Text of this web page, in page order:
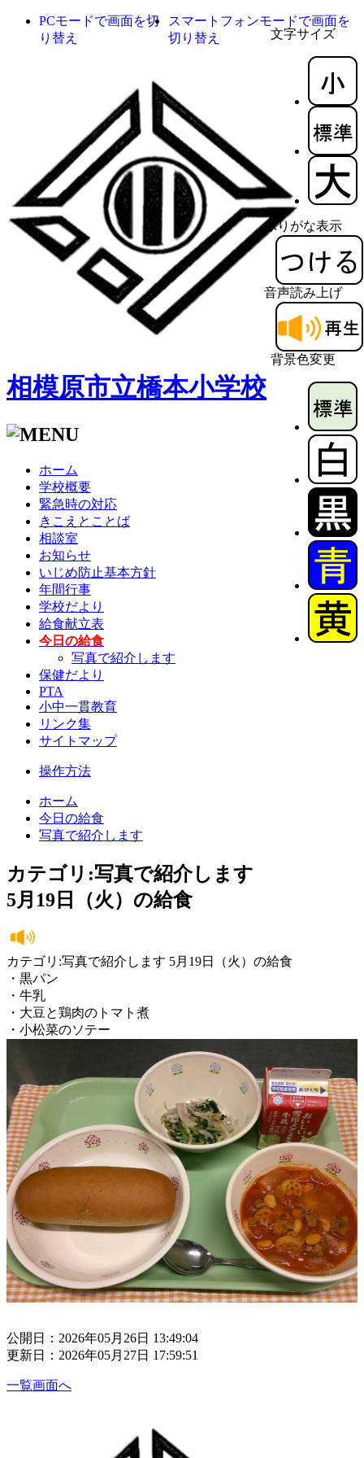
文字サイズ
ふりがな表示
音声読み上げ
背景色変更
PCモードで画面を切
り替え
スマートフォンモードで画面を
切り替え
相模原市立橋本小学校
ホーム
学校概要
緊急時の対応
きこえとことば
相談室
お知らせ
いじめ防止基本方針
年間行事
学校だより
給食献立表
今日の給食
写真で紹介します
保健だより
PTA
小中一貫教育
リンク集
サイトマップ
操作方法
ホーム
今日の給食
写真で紹介します
カテゴリ:写真で紹介します
5月19日（火）の給食
カテゴリ:写真で紹介します 5月19日（火）の給食
・黒パン
・牛乳
・大豆と鶏肉のトマト煮
・小松菜のソテー
公開日：2026年05月26日 13:49:04
更新日：2026年05月27日 17:59:51
一覧画面へ